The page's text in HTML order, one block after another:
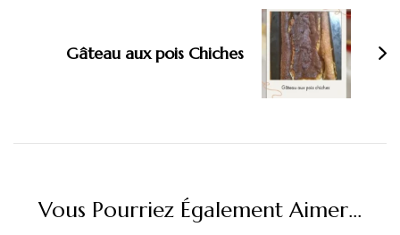
Gâteau aux pois Chiches
Vous Pourriez Également Aimer...